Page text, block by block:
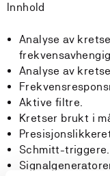
Innhold
Analyse av
Analyse av
Aktive filtre.
Kretser brukt i
Schmitt-triggere.